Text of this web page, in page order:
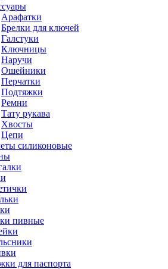
Арафатки
Брелки для ключей
Галстуки
Ключницы
Наручи
Ошейники
Перчатки
Подтяжки
Ремни
Тату рукава
Хвосты
Цепи
силиконовые
пивные
для паспорта